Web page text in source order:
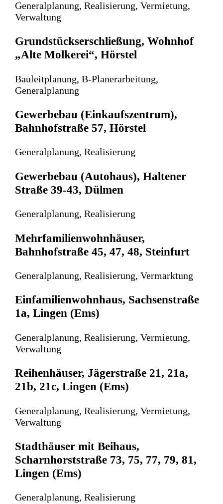
Generalplanung, Realisierung, Vermietung,
Verwaltung
Grundstückserschließung, Wohnhof
„Alte Molkerei“, Hörstel
Bauleitplanung, B-Planerarbeitung,
Generalplanung
Gewerbebau (Einkaufszentrum),
Bahnhofstraße 57, Hörstel
Generalplanung, Realisierung
Gewerbebau (Autohaus), Haltener
Straße 39-43, Dülmen
Generalplanung, Realisierung
Mehrfamilienwohnhäuser,
Bahnhofstraße 45, 47, 48, Steinfurt
Generalplanung, Realisierung, Vermarktung
Einfamilienwohnhaus, Sachsenstraße
1a, Lingen (Ems)
Generalplanung, Realisierung, Vermietung,
Verwaltung
Reihenhäuser, Jägerstraße 21, 21a,
21b, 21c, Lingen (Ems)
Generalplanung, Realisierung, Vermietung,
Verwaltung
Stadthäuser mit Beihaus,
Scharnhorststraße 73, 75, 77, 79, 81,
Lingen (Ems)
Generalplanung, Realisierung